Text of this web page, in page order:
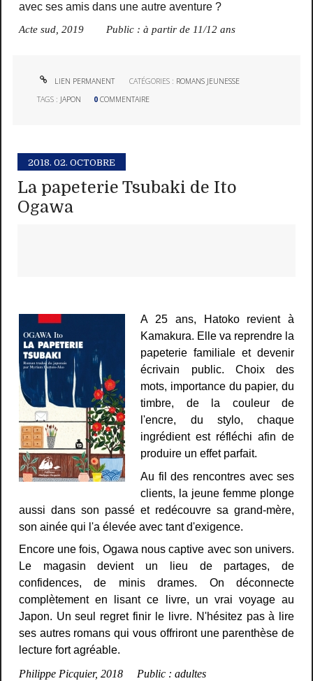
avec ses amis dans une autre aventure ?
Acte sud, 2019 Public : à partir de 11/12 ans
LIEN PERMANENT CATÉGORIES : ROMANS JEUNESSE
TAGS : JAPON 0 COMMENTAIRE
2018. 02. OCTOBRE
La papeterie Tsubaki de Ito
Ogawa
A 25 ans, Hatoko revient à
Kamakura. Elle va reprendre la
papeterie familiale et devenir
écrivain public. Choix des
mots, importance du papier, du
timbre, de la couleur de
l'encre, du stylo, chaque
ingrédient est réfléchi afin de
produire un effet parfait.
Au fil des rencontres avec ses
clients, la jeune femme plonge
aussi dans son passé et redécouvre sa grand-mère,
son ainée qui l'a élevée avec tant d'exigence.
Encore une fois, Ogawa nous captive avec son univers.
Le magasin devient un lieu de partages, de
confidences, de minis drames. On déconnecte
complètement en lisant ce livre, un vrai voyage au
Japon. Un seul regret finir le livre. N'hésitez pas à lire
ses autres romans qui vous offriront une parenthèse de
lecture fort agréable.
Philippe Picquier, 2018 Public : adultes